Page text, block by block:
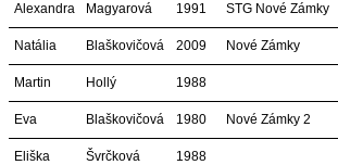
Alexandra Magyarová 1991 STG Nové Zámky
Natália Blaškovičová 2009 Nové Zámky
Martin Hollý 1988
Eva Blaškovičová 1980 Nové Zámky 2
Eliška Švrčková 1988